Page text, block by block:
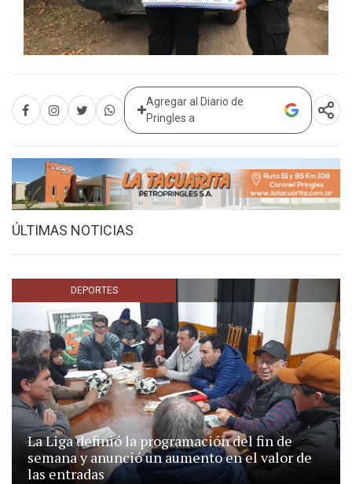
Agregar al Diario de
Pringles a
ÚLTIMAS NOTICIAS
DEPORTES
La Liga definió la programación del fin de
semana y anunció un aumento en el valor de
las entradas